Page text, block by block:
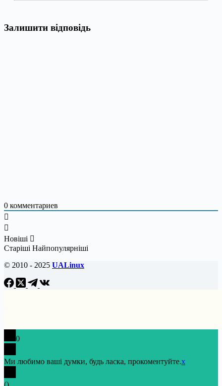
Залишити відповідь
0 комментариев
Новіші
Старіші Найпопулярніші
© 2010 - 2025 UALinux
0
Ми любимо ваші думки, будь ласка, прокоментуйте.x